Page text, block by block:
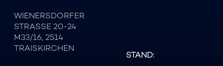
WIENERSDORFER
STRASSE 20-24
M33/16, 2514
TRAISKIRCHEN
STAND: